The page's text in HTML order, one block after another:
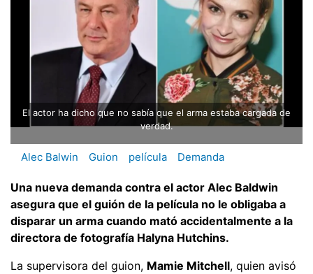
El actor ha dicho que no sabía que el arma estaba cargada de
verdad.
Alec Balwin Guion película Demanda
Una nueva demanda contra el actor Alec Baldwin
asegura que el guión de la película no le obligaba a
disparar un arma cuando mató accidentalmente a la
directora de fotografía Halyna Hutchins.
La supervisora del guion, Mamie Mitchell, quien avisó